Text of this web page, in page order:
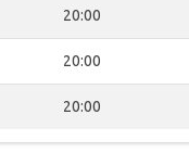
20:00
20:00
20:00